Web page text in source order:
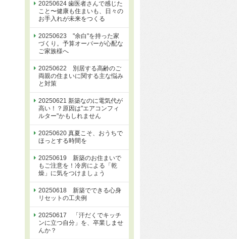
20250624 歯医者さんで感じた
こと〜健康も住まいも、日々の
お手入れが未来をつくる
20250623 "余白"を持った家
づくり。予算オーバーが心配な
ご家族様へ
20250622 別居する高齢のご
両親の住まいに関する主な悩み
と対策
20250621 新築なのに電気代が
高い！？原因は"エアコンフィ
ルター"かもしれません
20250620 真夏こそ、おうちで
ほっとする時間を
20250619 新築のお住まいで
もご注意を！冷房による「乾
燥」に気をつけましょう
20250618 新築でできる心身
リセットの工夫例
20250617 「汗だくでキッチ
ンに立つ自分」を、卒業しませ
んか？